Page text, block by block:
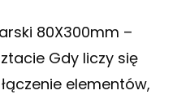
80X300mm –
Gdy liczy się
elementów,